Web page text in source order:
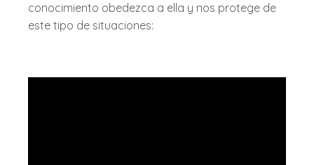
conocimiento obedezca a ella y nos protege de
este tipo de situaciones: